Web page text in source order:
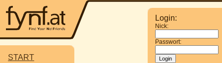
START
Login:
Nick:
Passwort: